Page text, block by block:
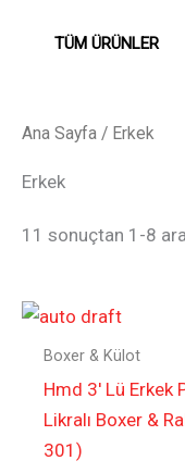
TÜM ÜRÜNLER
Ana Sayfa / Erkek
Erkek
11 sonuçtan 1-8
Boxer & Külot
Hmd 3′ Lü Erkek
Likralı Boxer &
301)